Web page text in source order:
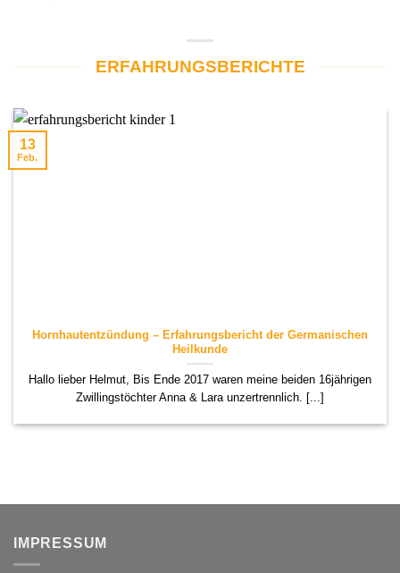
ERFAHRUNGSBERICHTE
Hornhautentzündung – Erfahrungsbericht der Germanischen
Heilkunde
Hallo lieber Helmut, Bis Ende 2017 waren meine beiden 16jährigen
Zwillingstöchter Anna & Lara unzertrennlich. [...]
13
Feb.
IMPRESSUM